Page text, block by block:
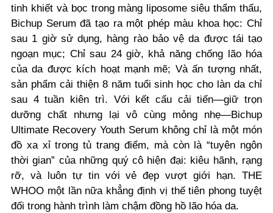
tinh khiết và bọc trong màng liposome siêu thẩm thấu,
Bichup Serum đã tạo ra một phép màu khoa học: Chỉ
sau 1 giờ sử dụng, hàng rào bảo vệ da được tái tạo
ngoạn mục; Chỉ sau 24 giờ, khả năng chống lão hóa
của da được kích hoạt mạnh mẽ; Và ấn tượng nhất,
sản phẩm cải thiện 8 năm tuổi sinh học cho làn da chỉ
sau 4 tuần kiên trì. Với kết cấu cải tiến—giữ trọn
dưỡng chất nhưng lại vô cùng mỏng nhẹ—Bichup
Ultimate Recovery Youth Serum không chỉ là một món
đồ xa xỉ trong tủ trang điểm, mà còn là “tuyên ngôn
thời gian” của những quý cô hiện đại: kiêu hãnh, rạng
rỡ, và luôn tự tin với vẻ đẹp vượt giới hạn. THE
WHOO một lần nữa khẳng định vị thế tiên phong tuyệt
đối trong hành trình làm chậm đồng hồ lão hóa da.